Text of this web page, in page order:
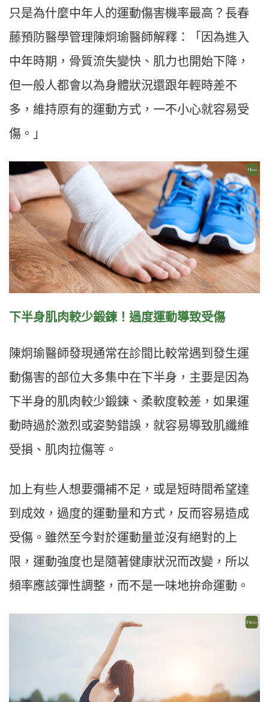
只是為什麼中年人的運動傷害機率最高？長春
藤預防醫學管理陳炯瑜醫師解釋：「因為進入
中年時期，骨質流失變快、肌力也開始下降，
但一般人都會以為身體狀況還跟年輕時差不
多，維持原有的運動方式，一不小心就容易受
傷。」
下半身肌肉較少鍛鍊！過度運動導致受傷
陳炯瑜醫師發現通常在診間比較常遇到發生運
動傷害的部位大多集中在下半身，主要是因為
下半身的肌肉較少鍛鍊、柔軟度較差，如果運
動時過於激烈或姿勢錯誤，就容易導致肌纖維
受損、肌肉拉傷等。
加上有些人想要彌補不足，或是短時間希望達
到成效，過度的運動量和方式，反而容易造成
受傷。雖然至今對於運動量並沒有絕對的上
限，運動強度也是隨著健康狀況而改變，所以
頻率應該彈性調整，而不是一味地拚命運動。